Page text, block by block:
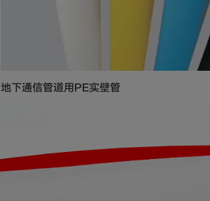
地下通信管道用PE实壁管